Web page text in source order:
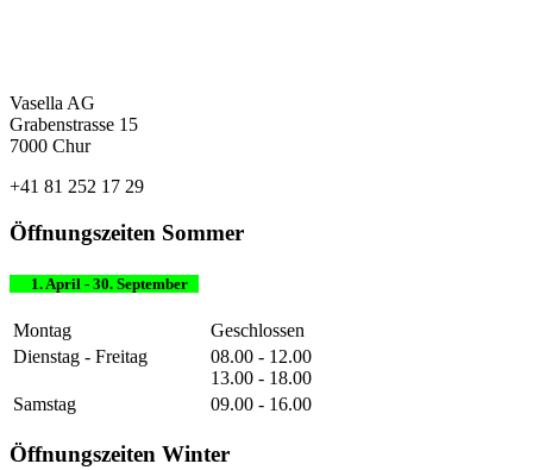
Vasella AG
Grabenstrasse 15
7000 Chur
+41 81 252 17 29
Öffnungszeiten Sommer
1. April - 30. September
Montag
Geschlossen
Dienstag - Freitag
08.00 - 12.00
13.00 - 18.00
Samstag
09.00 - 16.00
Öffnungszeiten Winter